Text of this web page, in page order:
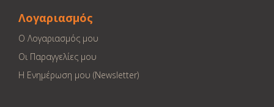
Λογαριασμός
Ο Λογαριασμός μου
Οι Παραγγελίες μου
Η Ενημέρωση μου (Newsletter)